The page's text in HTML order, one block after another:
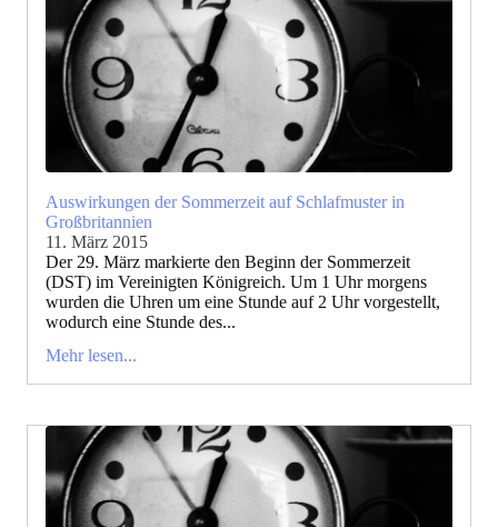
Auswirkungen der Sommerzeit auf Schlafmuster in
Großbritannien
11. März 2015
Der 29. März markierte den Beginn der Sommerzeit
(DST) im Vereinigten Königreich. Um 1 Uhr morgens
wurden die Uhren um eine Stunde auf 2 Uhr vorgestellt,
wodurch eine Stunde des...
Mehr lesen...